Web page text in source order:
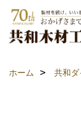
ホーム 共和ダ